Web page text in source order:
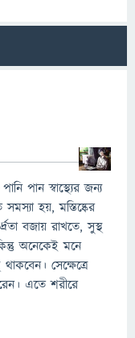
পান স্বাস্থ্যের জন্য
হয়, মস্তিষ্কের
বজায় রাখতে, সুস্থ
অনেকেই মনে
সেক্ষেত্রে
এতে শরীরে